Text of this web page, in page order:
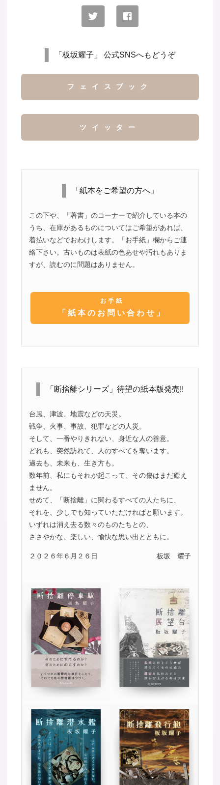
「板坂耀子」 公式SNSへもどうぞ
フェイスブック
ツイッター
「紙本をご希望の方へ」
この下や、「著書」のコーナーで紹介している本の
うち、在庫があるものについてはご希望があれば、
着払いなどでおわけします。「お手紙」欄からご連
絡下さい。古いものは表紙の色あせや汚れもありま
すが、読むのに問題はありません。
お手紙
「紙本のお問い合わせ」
「断捨離シリーズ」待望の紙本版発売!!
台風、津波、地震などの天災。
戦争、火事、事故、犯罪などの人災。
そして、一番やりきれない、身近な人の善意。
どれも、突然訪れて、人のすべてを奪います。
過去も、未来も、生き方も。
数年前、私にもそれが起こって、その傷はまだ癒え
ません。
せめて、「断捨離」に関わるすべての人たちに、
それを、少しでも知っていただければと願います。
いずれは消え去る数々のものたちとの、
ささやかな、楽しい、愉快な思い出とともに。
２０２６年６月２６日 板坂 耀子